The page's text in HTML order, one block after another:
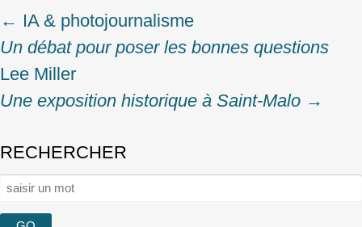
Post
navigation
← IA & photojournalisme
Un débat pour poser les bonnes questions
Lee Miller
Une exposition historique à Saint-Malo →
RECHERCHER
Rechercher :